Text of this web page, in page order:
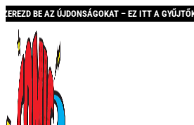
– EZ ITT A GYŰJTŐK ZÓNÁJA,